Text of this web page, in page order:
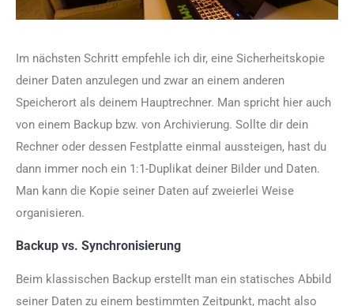
Im nächsten Schritt empfehle ich dir, eine Sicherheitskopie
deiner Daten anzulegen und zwar an einem anderen
Speicherort als deinem Hauptrechner. Man spricht hier auch
von einem Backup bzw. von Archivierung. Sollte dir dein
Rechner oder dessen Festplatte einmal aussteigen, hast du
dann immer noch ein 1:1-Duplikat deiner Bilder und Daten.
Man kann die Kopie seiner Daten auf zweierlei Weise
organisieren.
Backup vs. Synchronisierung
Beim klassischen Backup erstellt man ein statisches Abbild
seiner Daten zu einem bestimmten Zeitpunkt, macht also